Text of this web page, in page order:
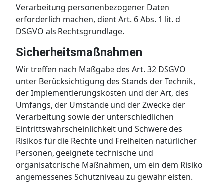
Verarbeitung personenbezogener Daten
erforderlich machen, dient Art. 6 Abs. 1 lit. d
DSGVO als Rechtsgrundlage.
Sicherheitsmaßnahmen
Wir treffen nach Maßgabe des Art. 32 DSGVO
unter Berücksichtigung des Stands der Technik,
der Implementierungskosten und der Art, des
Umfangs, der Umstände und der Zwecke der
Verarbeitung sowie der unterschiedlichen
Eintrittswahrscheinlichkeit und Schwere des
Risikos für die Rechte und Freiheiten natürlicher
Personen, geeignete technische und
organisatorische Maßnahmen, um ein dem Risiko
angemessenes Schutzniveau zu gewährleisten.